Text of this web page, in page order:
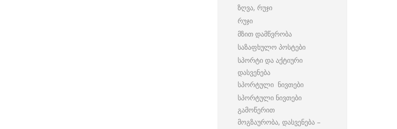
ზღვა, რუჯი
რუჯი
მზით დამწვრობა
საზაფხულო პოსტები
სპორტი და აქტიური
დასვენება
სპორტული ნივთები
სპორტული ნივთები
გამოწერით
მოგზაურობა, დასვენება –